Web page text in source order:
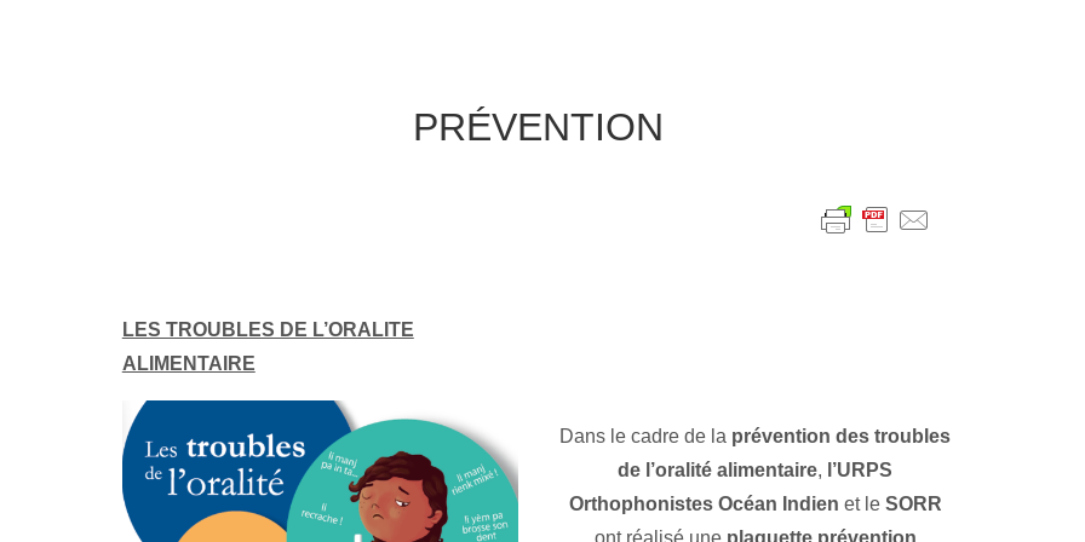
PRÉVENTION
LES TROUBLES DE L’ORALITE
ALIMENTAIRE
Dans le cadre de la prévention des troubles
de l’oralité alimentaire, l’URPS
Orthophonistes Océan Indien et le SORR